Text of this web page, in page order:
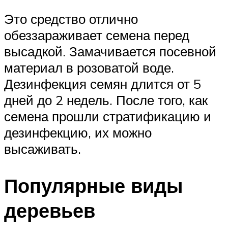
Это средство отлично
обеззараживает семена перед
высадкой. Замачивается посевной
материал в розоватой воде.
Дезинфекция семян длится от 5
дней до 2 недель. После того, как
семена прошли стратификацию и
дезинфекцию, их можно
высаживать.
Популярные виды
деревьев